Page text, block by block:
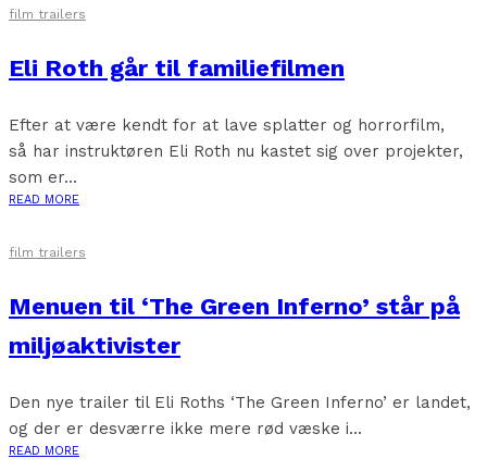
film trailers
Eli Roth går til familiefilmen
Efter at være kendt for at lave splatter og horrorfilm,
så har instruktøren Eli Roth nu kastet sig over projekter,
som er...
READ MORE
film trailers
Menuen til ‘The Green Inferno’ står på
miljøaktivister
Den nye trailer til Eli Roths ‘The Green Inferno’ er landet,
og der er desværre ikke mere rød væske i...
READ MORE